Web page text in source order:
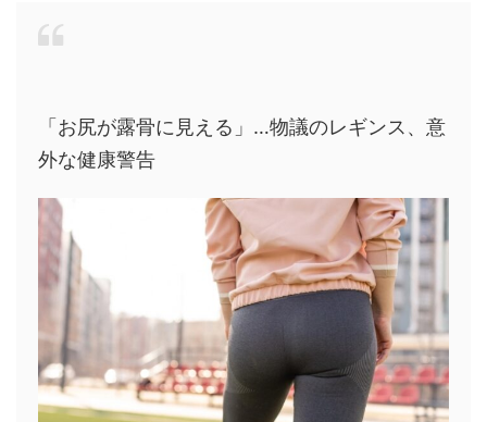
「お尻が露骨に見える」…物議のレギンス、意
外な健康警告